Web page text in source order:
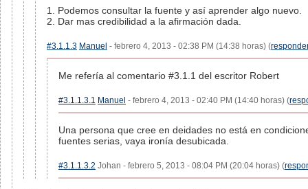
1. Podemos consultar la fuente y así aprender algo nuevo.
2. Dar mas credibilidad a la afirmación dada.
#3.1.1.3 Manuel - febrero 4, 2013 - 02:38 PM (14:38 horas) (
Me refería al comentario #3.1.1 del escritor Robert
#3.1.1.3.1 Manuel - febrero 4, 2013 - 02:40 PM (14:40 horas) (
Una persona que cree en deidades no está en
fuentes serias, vaya ironía desubicada.
#3.1.1.3.2 Johan - febrero 5, 2013 - 08:04 PM (20:04 horas) (